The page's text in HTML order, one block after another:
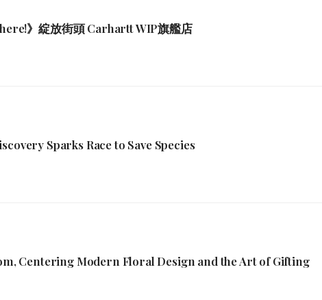
》綻放街頭 Carhartt WIP旗艦店
Sparks Race to Save Species
Centering Modern Floral Design and the Art of Gifting